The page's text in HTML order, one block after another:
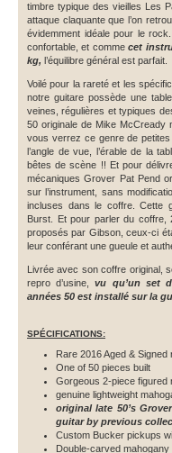
timbre typique des vieilles Les
attaque claquante que l’on
évidemment idéale pour le
confortable, et commecet
kg, l’équilibre général est parfait.
Voilé pour la rareté et les
notre guitare possède une
veines, régulières et typiques
50 originale de Mike McCready
vous verrez ce genre de
l’angle de vue, l’érable de la
bêtes de scène !! Et pour
mécaniques Grover Pat Pend
sur l’instrument, sans
incluses dans le coffre. Cette
Burst. Et pour parler du coffre,
proposés par Gibson, ceux-ci
leur conférant une gueule et
Livrée avec son coffre original,
repro d’usine,vu qu’un set
années 50 est installé sur la
SPÉCIFICATIONS:
Rare 2016 Aged &
One of 50 pieces built
Gorgeous 2-piece figured
genuine lightweight
original late 50’s
guitar by previous
Custom Bucker pickups
Double-carved